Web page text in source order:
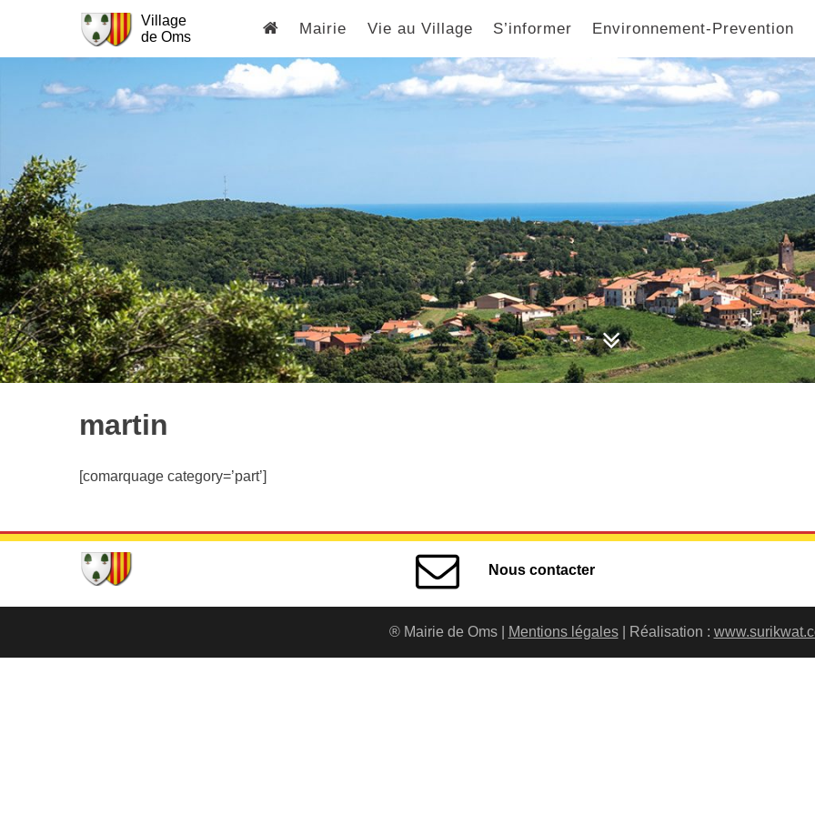
Village
de Oms
Mairie Vie au Village S’informer Environnement-Prevention
martin
[comarquage category=’part’]
Nous contacter
® Mairie de Oms | Mentions légales| Réalisation :